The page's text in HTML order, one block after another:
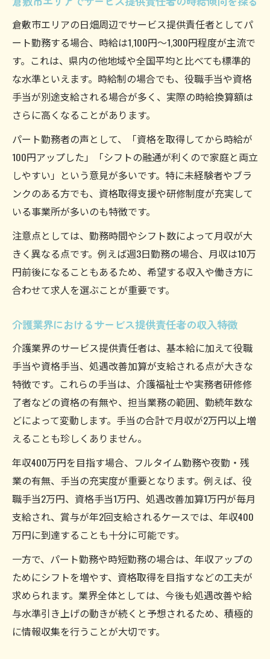
倉敷市エリアの日畑周辺でサービス提供責任者としてパ
ート勤務する場合、時給は1,100円～1,300円程度が主流で
す。これは、県内の他地域や全国平均と比べても標準的
な水準といえます。時給制の場合でも、役職手当や資格
手当が別途支給される場合が多く、実際の時給換算額は
さらに高くなることがあります。
パート勤務者の声として、「資格を取得してから時給が
100円アップした」「シフトの融通が利くので家庭と両立
しやすい」という意見が多いです。特に未経験者やブラ
ンクのある方でも、資格取得支援や研修制度が充実して
いる事業所が多いのも特徴です。
注意点としては、勤務時間やシフト数によって月収が大
きく異なる点です。例えば週3日勤務の場合、月収は10万
円前後になることもあるため、希望する収入や働き方に
合わせて求人を選ぶことが重要です。
介護業界におけるサービス提供責任者の収入特徴
介護業界のサービス提供責任者は、基本給に加えて役職
手当や資格手当、処遇改善加算が支給される点が大きな
特徴です。これらの手当は、介護福祉士や実務者研修修
了者などの資格の有無や、担当業務の範囲、勤続年数な
どによって変動します。手当の合計で月収が2万円以上増
えることも珍しくありません。
年収400万円を目指す場合、フルタイム勤務や夜勤・残
業の有無、手当の充実度が重要となります。例えば、役
職手当2万円、資格手当1万円、処遇改善加算1万円が毎月
支給され、賞与が年2回支給されるケースでは、年収400
万円に到達することも十分に可能です。
一方で、パート勤務や時短勤務の場合は、年収アップの
ためにシフトを増やす、資格取得を目指すなどの工夫が
求められます。業界全体としては、今後も処遇改善や給
与水準引き上げの動きが続くと予想されるため、積極的
に情報収集を行うことが大切です。